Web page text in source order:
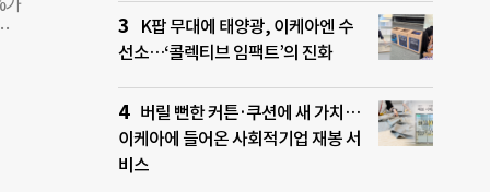
가
K팝 무대에 태양광, 이케아엔 수
선소…‘콜렉티브 임팩트’의 진화
버릴 뻔한 커튼·쿠션에 새 가치…
이케아에 들어온 사회적기업 재봉 서
비스